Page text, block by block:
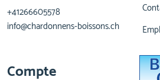
+41266605578
info@chardonnens-boissons.ch
Compte